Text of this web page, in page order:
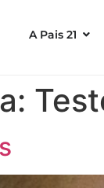
A Pais 21